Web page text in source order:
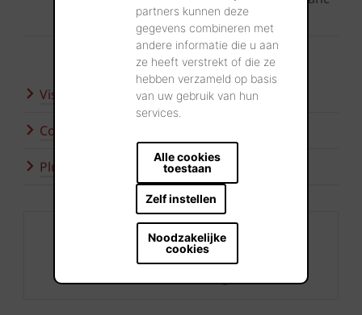
partners kunnen deze
gegevens combineren met
andere informatie die u aan
ze heeft verstrekt of die ze
hebben verzameld op basis
van uw gebruik van hun
services.
Alle cookies
toestaan
Zelf instellen
Noodzakelijke
cookies
émaillé (produit sur mesure)
Visitez nos showrooms
Contactez-nous
Plus d'inspiration
Contact
+32 56 24 96 38